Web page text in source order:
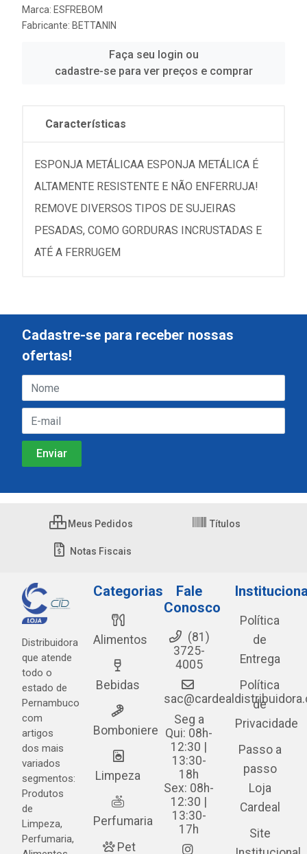
Marca: ESFREBOM
Fabricante: BETTANIN
Faça seu login ou
cadastre-se para ver preços e comprar
Características
ESPONJA METÁLICAA ESPONJA METÁLICA É
ALTAMENTE RESISTENTE E NÃO ENFERRUJA!
REMOVE DIVERSOS TIPOS DE SUJEIRAS
PESADAS, COMO GORDURAS INCRUSTADAS E
ATÉ A FERRUGEM
Cadastre-se para receber nossas
ofertas!
Meus Pedidos Títulos
Notas Fiscais
Distribuidora
que atende
todo o
estado de
Pernambuco
com
artigos
dos mais
variados
segmentos:
Produtos
de
Limpeza,
Perfumaria,
Categorias
Alimentos
Bebidas
Bomboniere
Limpeza
Perfumaria
Pet
Fale
Conosco
(81)
3725-
4005
Seg a
Qui: 08h-
12:30 |
13:30-
18h
Sex: 08h-
12:30 |
13:30-
17h
Política
de
Entrega
Política
de
Privacidade
Passo a
passo
Loja
Cardeal
Site